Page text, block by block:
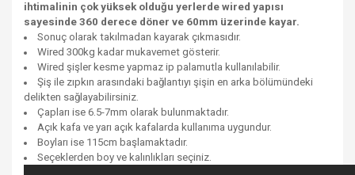
ihtimalinin çok yüksek olduğu yerlerde wired yapısı
sayesinde 360 derece döner ve 60mm üzerinde kayar.
Sonuç olarak takılmadan kayarak çıkmasıdır.
Wired 300kg kadar mukavemet gösterir.
Wired şişler kesme yapmaz ip palamutla kullanılabilir.
Şiş ile zıpkın arasındaki bağlantıyı şişin en arka bölümündeki
delikten sağlayabilirsiniz.
Çapları ise 6.5-7mm olarak bulunmaktadır.
Açık kafa ve yarı açık kafalarda kullanıma uygundur.
Boyları ise 115cm başlamaktadır.
Seçeklerden boy ve kalınlıkları seçiniz.